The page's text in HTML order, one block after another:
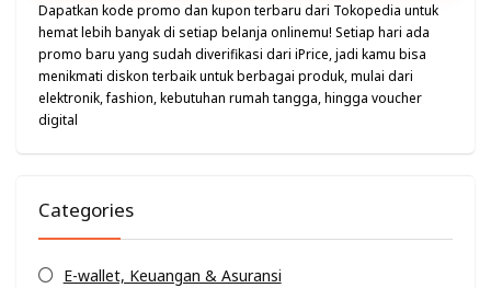
Dapatkan kode promo dan kupon terbaru dari Tokopedia untuk
hemat lebih banyak di setiap belanja onlinemu! Setiap hari ada
promo baru yang sudah diverifikasi dari iPrice, jadi kamu bisa
menikmati diskon terbaik untuk berbagai produk, mulai dari
elektronik, fashion, kebutuhan rumah tangga, hingga voucher
digital
Categories
E-wallet, Keuangan & Asuransi